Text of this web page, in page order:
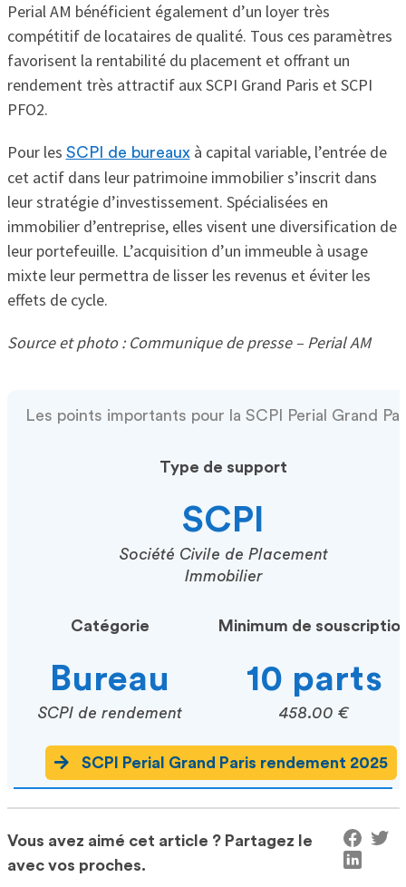
Perial AM bénéficient également d’un loyer très
compétitif de locataires de qualité. Tous ces paramètres
favorisent la rentabilité du placement et offrant un
rendement très attractif aux SCPI Grand Paris et SCPI
PFO2.
Pour les SCPI de bureauxà capital variable, l’entrée de
cet actif dans leur patrimoine immobilier s’inscrit dans
leur stratégie d’investissement. Spécialisées en
immobilier d’entreprise, elles visent une diversification de
leur portefeuille. L’acquisition d’un immeuble à usage
mixte leur permettra de lisser les revenus et éviter les
effets de cycle.
Source et photo : Communique de presse – Perial AM
Les points importants pour la SCPI Perial Grand
Type de support
SCPI
Société Civile de Placement
Immobilier
Catégorie
Bureau
SCPI de rendement
Minimum de
10 parts
458.00 €
SCPI Perial Grand Paris rendement 2025
Vous avez aimé cet article ? Partagez le
avec vos proches.